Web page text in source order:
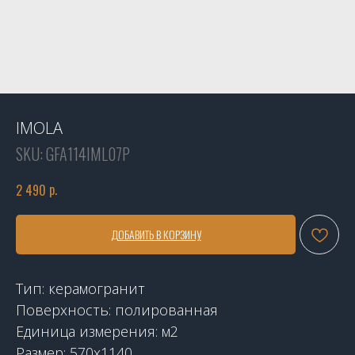
IMOLA
SKU:GFA114IML07P
2 490 р.
ДОБАВИТЬ В КОРЗИНУ
Тип: керамогранит
Поверхность: полированная
Единица измерения: м2